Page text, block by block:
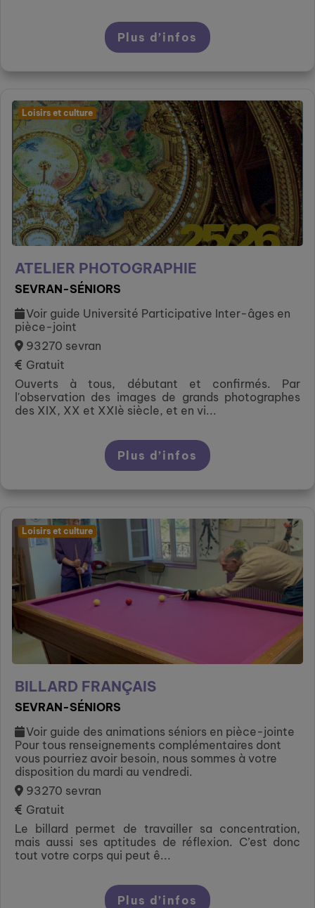
Plus d’infos
Loisirs et culture
ATELIER PHOTOGRAPHIE
SEVRAN-SÉNIORS
Voir guide Université Participative Inter-âges en
pièce-joint
93270 sevran
Gratuit
Ouverts à tous, débutant et confirmés. Par
l'observation des images de grands photographes
des XIX, XX et XXIè siècle, et en vi...
Plus d’infos
Loisirs et culture
BILLARD FRANÇAIS
SEVRAN-SÉNIORS
Voir guide des animations séniors en pièce-jointe
Pour tous renseignements complémentaires dont
vous pourriez avoir besoin, nous sommes à votre
disposition du mardi au vendredi.
93270 sevran
Gratuit
Le billard permet de travailler sa concentration,
mais aussi ses aptitudes de réflexion. C’est donc
tout votre corps qui peut ê...
Plus d’infos